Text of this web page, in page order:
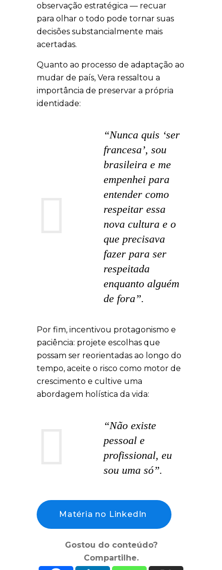
observação estratégica — recuar
para olhar o todo pode tornar suas
decisões substancialmente mais
acertadas.
Quanto ao processo de adaptação ao
mudar de país, Vera ressaltou a
importância de preservar a própria
identidade:
“Nunca quis ‘ser
francesa’, sou
brasileira e me
empenhei para
entender como
respeitar essa
nova cultura e o
que precisava
fazer para ser
respeitada
enquanto alguém
de fora”.
Por fim, incentivou protagonismo e
paciência: projete escolhas que
possam ser reorientadas ao longo do
tempo, aceite o risco como motor de
crescimento e cultive uma
abordagem holística da vida:
“Não existe
pessoal e
profissional, eu
sou uma só”.
Matéria no LinkedIn
Gostou do conteúdo?
Compartilhe.